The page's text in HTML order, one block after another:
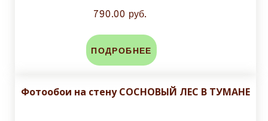
790.00 руб.
ПОДРОБНЕЕ
Фотообои на стену СОСНОВЫЙ ЛЕС В ТУМАНЕ